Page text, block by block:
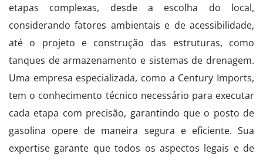
etapas complexas, desde a escolha do local,
considerando fatores ambientais e de acessibilidade,
até o projeto e construção das estruturas, como
tanques de armazenamento e sistemas de drenagem.
Uma empresa especializada, como a Century Imports,
tem o conhecimento técnico necessário para executar
cada etapa com precisão, garantindo que o posto de
gasolina opere de maneira segura e eficiente. Sua
expertise garante que todos os aspectos legais e de